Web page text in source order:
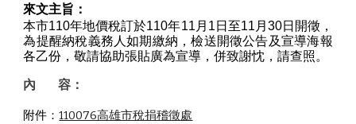
來文主旨：
本市110年地價稅訂於110年11月1日至11月30日開徵，
為提醒納稅義務人如期繳納，檢送開徵公告及宣導海報
各乙份，敬請協助張貼廣為宣導，併致謝忱，請查照。
內       容：
附件：110076高雄市稅捐稽徵處